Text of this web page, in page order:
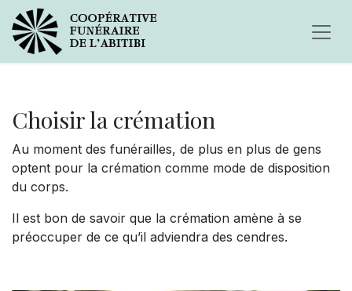
Choisir la crémation
Au moment des funérailles, de plus en plus de gens
optent pour la crémation comme mode de disposition
du corps.
Il est bon de savoir que la crémation amène à se
préoccuper de ce qu’il adviendra des cendres.